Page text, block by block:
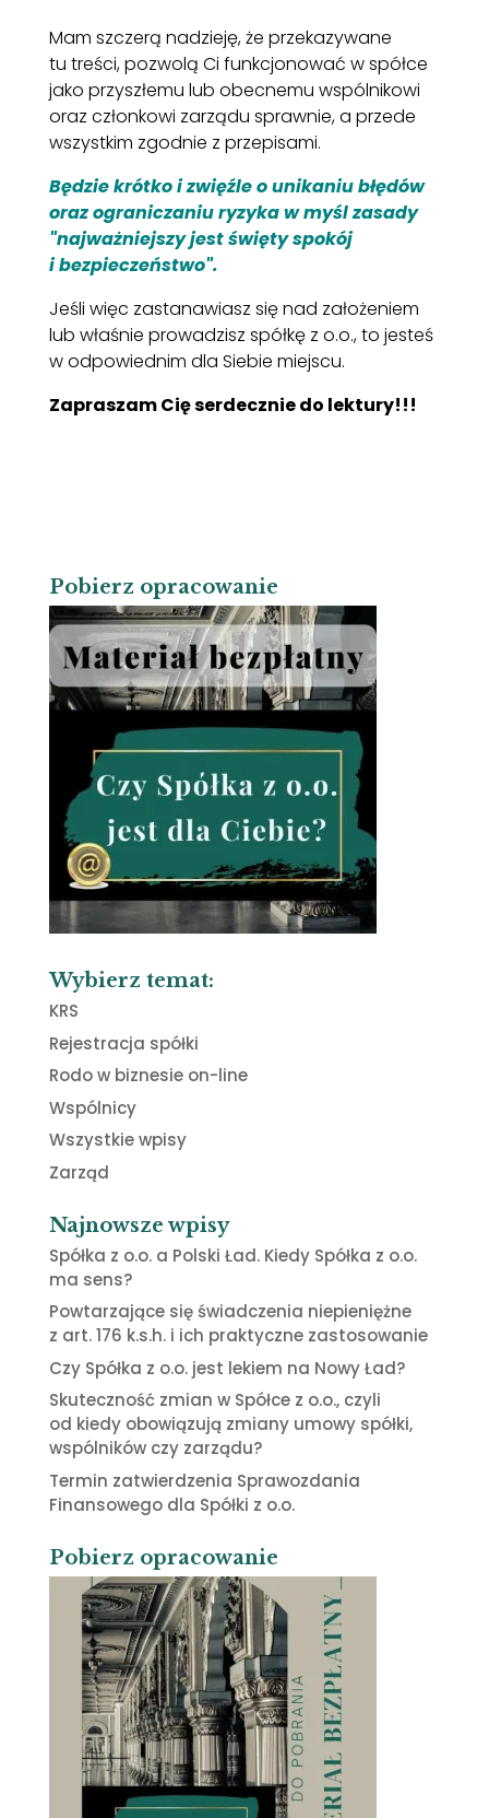
Mam szczerą nadzieję, że przekazywane
tu treści, pozwolą Ci funkcjonować w spółce
jako przyszłemu lub obecnemu wspólnikowi
oraz członkowi zarządu sprawnie, a przede
wszystkim zgodnie z przepisami.
Będzie krótko i zwięźle o unikaniu błędów
oraz ograniczaniu ryzyka w myśl zasady
"najważniejszy jest święty spokój
i bezpieczeństwo".
Jeśli więc zastanawiasz się nad założeniem
lub właśnie prowadzisz spółkę z o.o., to jesteś
w odpowiednim dla Siebie miejscu.
Zapraszam Cię serdecznie do lektury!!!
Pobierz opracowanie
Wybierz temat:
KRS
Rejestracja spółki
Rodo w biznesie on-line
Wspólnicy
Wszystkie wpisy
Zarząd
Najnowsze wpisy
Spółka z o.o. a Polski Ład. Kiedy Spółka z o.o.
ma sens?
Powtarzające się świadczenia niepieniężne
z art. 176 k.s.h. i ich praktyczne zastosowanie
Czy Spółka z o.o. jest lekiem na Nowy Ład?
Skuteczność zmian w Spółce z o.o., czyli
od kiedy obowiązują zmiany umowy spółki,
wspólników czy zarządu?
Termin zatwierdzenia Sprawozdania
Finansowego dla Spółki z o.o.
Pobierz opracowanie